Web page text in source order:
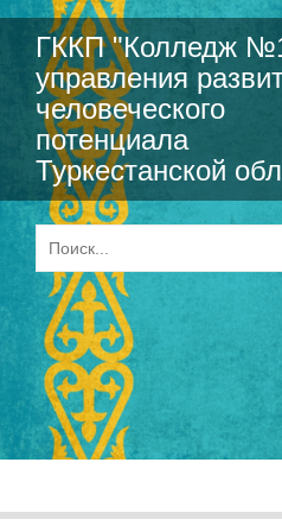
ГККП "Колледж
управления
человеческого
потенциала
Туркестанской